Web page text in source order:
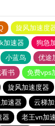
旋风加速度
加速器
狗急
小蓝鸟 优途
书
免费vps
旋风加速度器
速器 云梯
器
老王vn加